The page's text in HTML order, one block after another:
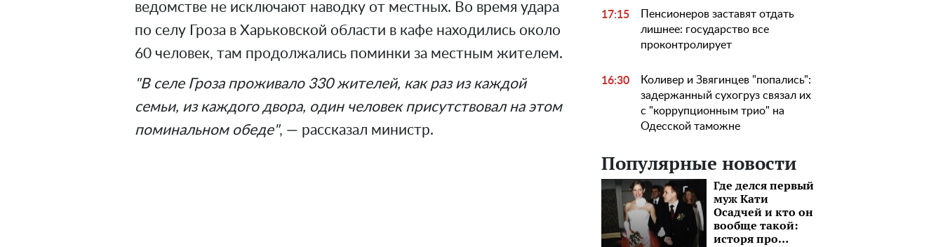
ведомстве не исключают наводку от местных. Во время удара
по селу Гроза в Харьковской области в кафе находились около
60 человек, там продолжались поминки за местным жителем.
"В селе Гроза проживало 330 жителей, как раз из каждой
семьи, из каждого двора, один человек присутствовал на этом
поминальном обеде", — рассказал министр.
17:15
Пенсионеров заставят отдать
лишнее: государство все
проконтролирует
16:30
Коливер и Звягинцев "попались":
задержанный сухогруз связал их
с "коррупционным трио" на
Одесской таможне
Популярные новости
Где делся первый
муж Кати
Осадчей и кто он
вообще такой:
исторя про